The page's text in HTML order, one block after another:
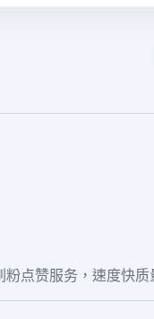
点赞服务，速度快